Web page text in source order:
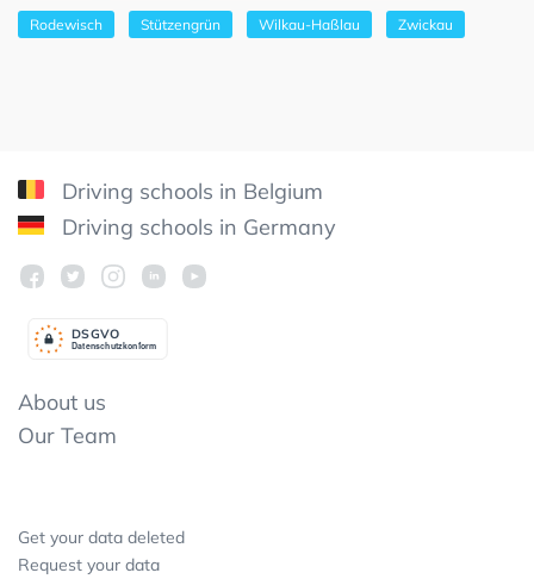
Rodewisch Stützengrün Wilkau-Haßlau Zwickau
Driving schools in Belgium
Driving schools in Germany
Datenschutzkonform
DSGVO
About us
Our Team
Get your data deleted
Request your data